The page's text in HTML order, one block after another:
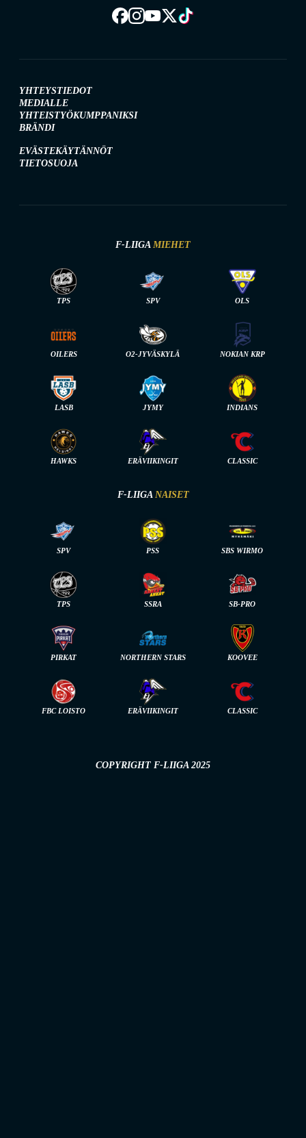
YHTEYSTIEDOT
MEDIALLE
YHTEISTYÖKUMPPANIKSI
BRÄNDI
EVÄSTEKÄYTÄNNÖT
TIETOSUOJA
F-LIIGA MIEHET
TPS SPV OLS
OILERS O2-JYVÄSKYLÄ NOKIAN KRP
LASB JYMY INDIANS
HAWKS ERÄVIIKINGIT CLASSIC
F-LIIGA NAISET
SPV PSS SBS WIRMO
TPS SSRA SB-PRO
PIRKAT NORTHERN STARS KOOVEE
FBC LOISTO ERÄVIIKINGIT CLASSIC
COPYRIGHT F-LIIGA 2025